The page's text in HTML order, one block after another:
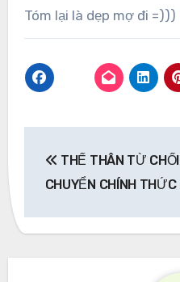
Tóm lại là dẹp mợ đi =)))
navigation
THẾ THÂN TỪ CHỐI
CHUYỂN CHÍNH THỨC